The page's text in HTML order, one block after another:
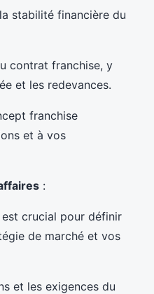
stabilité financière du
contrat franchise, y
et les redevances.
franchise
et à vos
:
est crucial pour définir
de marché et vos
et les exigences du